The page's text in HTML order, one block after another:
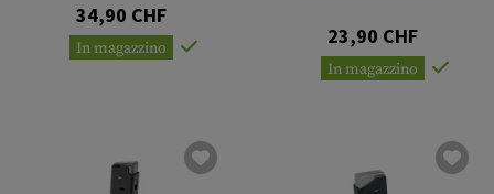
34,90 CHF
In magazzino 23,90 CHF
In magazzino